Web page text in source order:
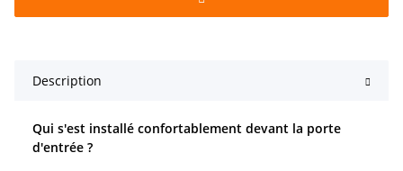
Description
Qui s'est installé confortablement devant la porte
d'entrée ?